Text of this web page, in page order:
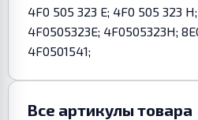
4F0 505 323 E; 4F0 505 323 H;
4F0505323E; 4F0505323H;
4F0501541;
Все артикулы товара